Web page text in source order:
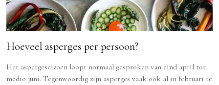
Hoeveel asperges per persoon?
Het aspergeseizoen loopt normaal gesproken van eind april tot
medio juni. Tegenwoordig zijn asperges vaak ook al in februari te